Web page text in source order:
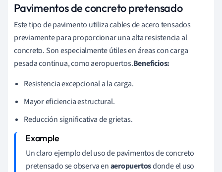
Pavimentos de concreto pretensado
Este tipo de pavimento utiliza cables de acero tensados
previamente para proporcionar una alta resistencia al
concreto. Son especialmente útiles en áreas con carga
pesada continua, como aeropuertos.Beneficios:
Resistencia excepcional a la carga.
Mayor eficiencia estructural.
Reducción significativa de grietas.
Un claro ejemplo del uso de pavimentos de concreto
pretensado se observa enaeropuertosdonde el uso